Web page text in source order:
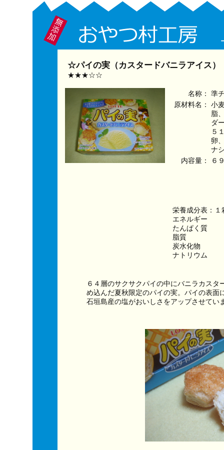
☆パイの実（カスタードバニラアイス
★★★☆☆
名称：
準
原材料名：
小
脂
ダ
５
卵
ナ
内容量：
６
栄養成分表：１
エネルギー　
たんぱく質　
脂質　　　　
炭水化物　　
ナトリウム　　
６４層のサクサクパイの中にバニラカスタ
め込んだ夏秋限定のパイの実。パイの表面
石垣島産の塩がおいしさをアップさせてい